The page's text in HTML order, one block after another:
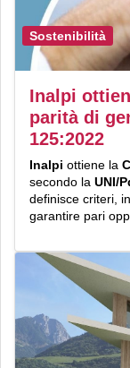
Sostenibilità
Inalpi
parità di
125:2022
Inalpi ottiene la
secondo la UNI/
definisce criteri,
garantire pari